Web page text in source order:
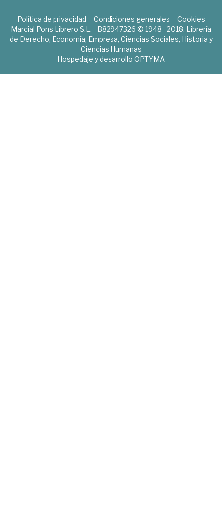
Política de privacidad Condiciones generales
Cookies
Marcial Pons Librero S.L. - B82947326 © 1948 - 2018. Librería
de Derecho, Economía, Empresa, Ciencias Sociales, Historia y
Ciencias Humanas
Hospedaje y desarrollo OPTYMA